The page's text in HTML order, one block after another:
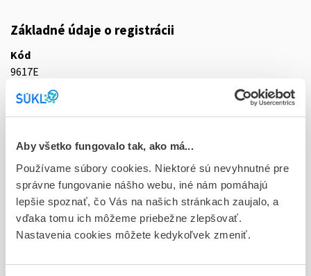
Aby všetko fungovalo tak, ako má...
Používame súbory cookies. Niektoré sú nevyhnutné pre
správne fungovanie nášho webu, iné nám pomáhajú
lepšie spoznať, čo Vás na našich stránkach zaujalo, a
vďaka tomu ich môžeme priebežne zlepšovať.
Nastavenia cookies môžete kedykoľvek zmeniť.
Základné údaje o registrácii
Kód
9617E
Registračné číslo
78/0120/25-S
Doplnok
con inf 50x10 mg/10 ml (amp. skl.)
Stav
R - Aktuálna registrácia